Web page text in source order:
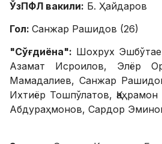
ЎзПФЛ вакили: Б. Ҳайдаров
Гол: Санжар Рашидов (26)
"Сўғдиёна": Шохрух
Азамат Исроилов, Элёр
Мамадалиев, Санжар
Ихтиёр Тошпўлатов,
Абдураҳмонов, Сардор